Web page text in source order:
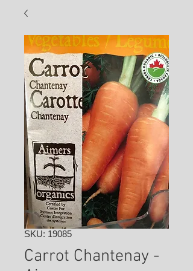
SKU: 19085
Carrot Chantenay -